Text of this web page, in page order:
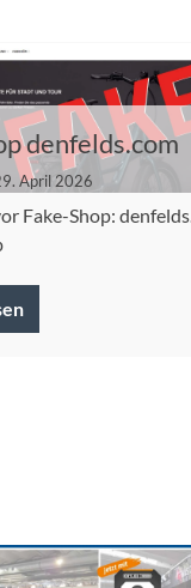
denfelds.com
April 2026
Fake-Shop: